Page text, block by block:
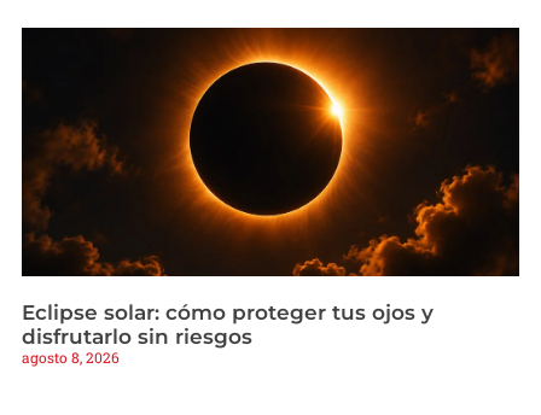
Eclipse solar: cómo proteger tus ojos y
disfrutarlo sin riesgos
agosto 8, 2026